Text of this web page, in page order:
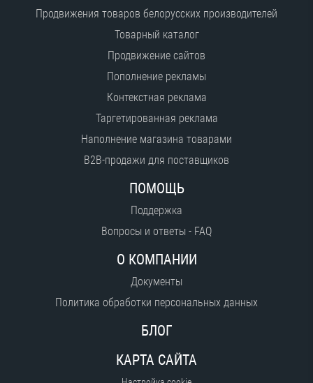
Продвижения товаров белорусских производителей
Товарный каталог
Продвижение сайтов
Пополнение рекламы
Контекстная реклама
Таргетированная реклама
Наполнение магазина товарами
B2B-продажи для поставщиков
ПОМОЩЬ
Поддержка
Вопросы и ответы - FAQ
О КОМПАНИИ
Документы
Политика обработки персональных данных
БЛОГ
КАРТА САЙТА